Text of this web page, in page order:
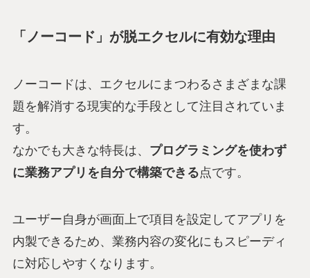
「ノーコード」が脱エクセルに有効な理由
ノーコードは、エクセルにまつわるさまざまな課
題を解消する現実的な手段として注目されていま
す。
なかでも大きな特長は、 プログラミングを使わず
に業務アプリを自分で構築できる点です。
ユーザー自身が画面上で項目を設定してアプリを
内製できるため、業務内容の変化にもスピーディ
に対応しやすくなります。